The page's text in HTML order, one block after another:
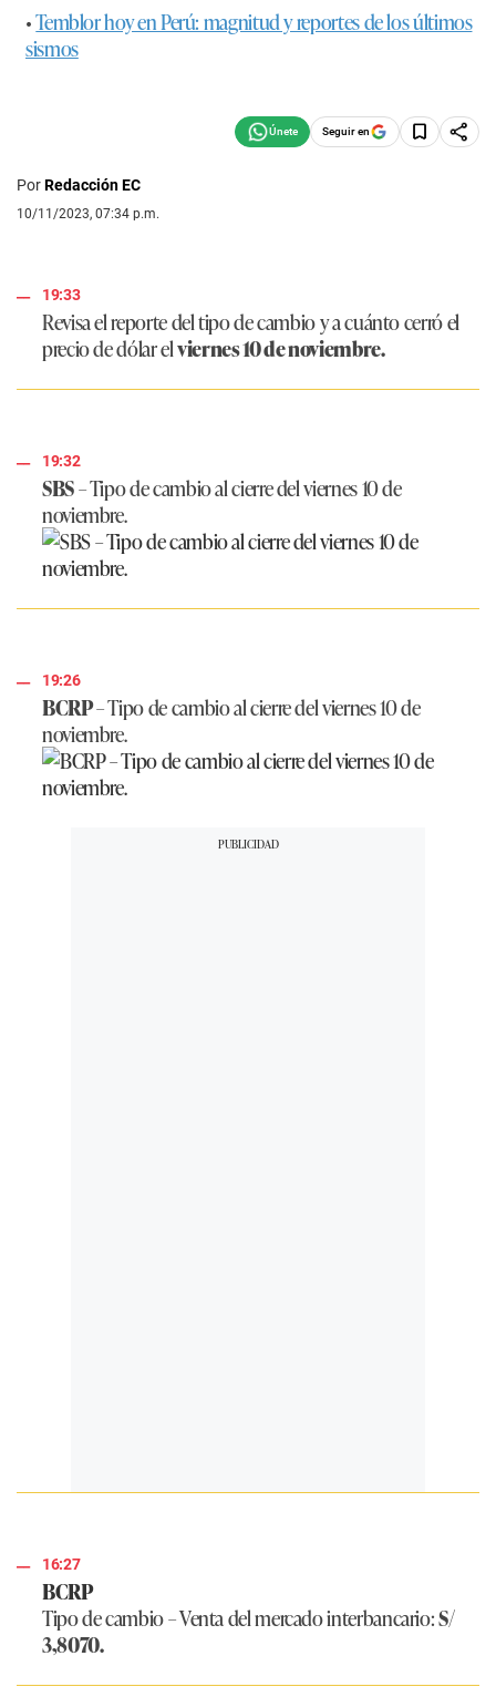
•Temblor hoy en Perú: magnitud y reportes de los últimos
sismos
Seguir en
PorRedacción EC
10/11/2023, 07:34 p.m.
19:33
Revisa el reporte del tipo de cambio y a cuánto cerró el
precio de dólar elviernes 10 de noviembre.
19:32
SBS– Tipo de cambio al cierre del viernes 10 de
noviembre.
19:26
BCRP– Tipo de cambio al cierre del viernes 10 de
noviembre.
16:27
BCRP
Tipo de cambio – Venta del mercado interbancario:S/
3,8070.